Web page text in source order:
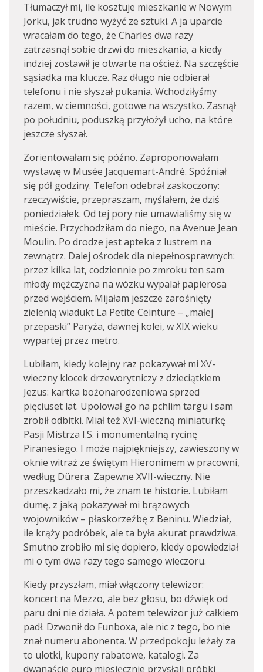
Tłumaczył mi, ile kosztuje mieszkanie w Nowym
Jorku, jak trudno wyżyć ze sztuki. A ja uparcie
wracałam do tego, że Charles dwa razy
zatrzasnął sobie drzwi do mieszkania, a kiedy
indziej zostawił je otwarte na oścież. Na szczęście
sąsiadka ma klucze. Raz długo nie odbierał
telefonu i nie słyszał pukania. Wchodziłyśmy
razem, w ciemności, gotowe na wszystko. Zasnął
po południu, poduszką przyłożył ucho, na które
jeszcze słyszał.
Zorientowałam się późno. Zaproponowałam
wystawę w Musée Jacquemart-André. Spóźniał
się pół godziny. Telefon odebrał zaskoczony:
rzeczywiście, przepraszam, myślałem, że dziś
poniedziałek. Od tej pory nie umawialiśmy się w
mieście. Przychodziłam do niego, na Avenue Jean
Moulin. Po drodze jest apteka z lustrem na
zewnątrz. Dalej ośrodek dla niepełnosprawnych:
przez kilka lat, codziennie po zmroku ten sam
młody mężczyzna na wózku wypalał papierosa
przed wejściem. Mijałam jeszcze zarośnięty
zielenią wiadukt La Petite Ceinture – „małej
przepaski” Paryża, dawnej kolei, w XIX wieku
wypartej przez metro.
Lubiłam, kiedy kolejny raz pokazywał mi XV-
wieczny klocek drzeworytniczy z dzieciątkiem
Jezus: kartka bożonarodzeniowa sprzed
pięciuset lat. Upolował go na pchlim targu i sam
zrobił odbitki. Miał też XVI-wieczną miniaturkę
Pasji Mistrza I.S. i monumentalną rycinę
Piranesiego. I może najpiękniejszy, zawieszony w
oknie witraż ze świętym Hieronimem w pracowni,
według Dürera. Zapewne XVII-wieczny. Nie
przeszkadzało mi, że znam te historie. Lubiłam
dumę, z jaką pokazywał mi brązowych
wojowników – płaskorzeźbę z Beninu. Wiedział,
ile krąży podróbek, ale ta była akurat prawdziwa.
Smutno zrobiło mi się dopiero, kiedy opowiedział
mi o tym dwa razy tego samego wieczoru.
Kiedy przyszłam, miał włączony telewizor:
koncert na Mezzo, ale bez głosu, bo dźwięk od
paru dni nie działa. A potem telewizor już całkiem
padł. Dzwonił do Funboxa, ale nic z tego, bo nie
znał numeru abonenta. W przedpokoju leżały za
to ulotki, kupony rabatowe, katalogi. Za
dwanaście euro miesięcznie przysłali próbki